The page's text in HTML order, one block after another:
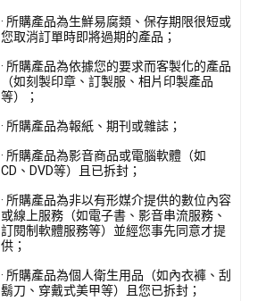
· 所購產品為生鮮易腐類、保存期限很短或
您取消訂單時即將過期的產品；
· 所購產品為依據您的要求而客製化的產品
（如刻製印章、訂製服、相片印製產品
等）；
· 所購產品為報紙、期刊或雜誌；
· 所購產品為影音商品或電腦軟體（如
CD、DVD等）且已拆封；
· 所購產品為非以有形媒介提供的數位內容
或線上服務（如電子書、影音串流服務、
訂閱制軟體服務等）並經您事先同意才提
供；
· 所購產品為個人衛生用品（如內衣褲、刮
鬍刀、穿戴式美甲等）且您已拆封；